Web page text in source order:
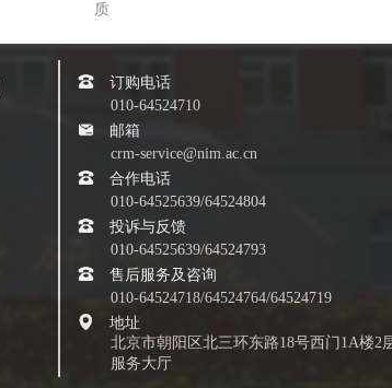
质
订购电话
010-64524710
邮箱
crm-service@nim.ac.cn
合作电话
010-64525639/64524804
投诉与反馈
010-64525639/64524793
售后服务及咨询
010-64524718/64524764/64524719
地址
北京市朝阳区北三环东路18号西门1A楼2
服务大厅